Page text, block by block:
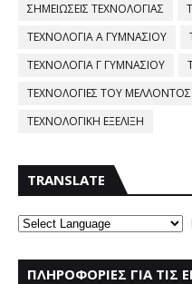
ΣΗΜΕΙΩΣΕΙΣ ΤΕΧΝΟΛΟΓΙΑΣ
ΤΕΧΝΟΛΟΓΙΑ Α ΓΥΜΝΑΣΙΟΥ
ΤΕΧΝΟΛΟΓΙΑ Γ ΓΥΜΝΑΣΙΟΥ
ΤΕΧΝΟΛΟΓΙΕΣ ΤΟΥ ΜΕΛΛΟΝΤΟΣ
ΤΕΧΝΟΛΟΓΙΚΗ ΕΞΕΛΙΞΗ
TRANSLATE
ΠΛΗΡΟΦΟΡΙΕΣ ΓΙΑ ΤΙΣ